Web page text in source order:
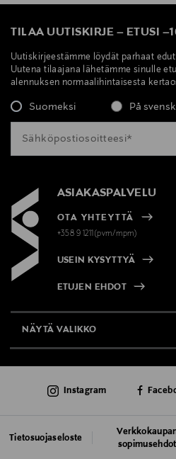
TILAA UUTISKIRJE – ETUSI –
Uutiskirjeestämme löydät parhaat
Uutena tilaajana lähetämme sinulle
alennuksen normaalihintaisesta
Suomeksi På
ASIAKASPALVELU
OTA YHTEYTTÄ
+358 9 1211(pvm/mpm)
USEIN KYSYTTYÄ
ETUJEN EHDOT
NÄYTÄ VALIKKO
AJANKOHTAISTA
Tietosuojaseloste
sopimusehdot
Instagram